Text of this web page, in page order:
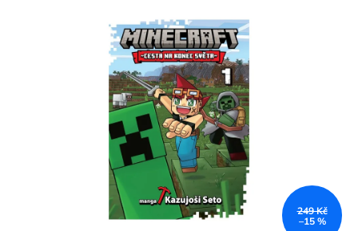
hvězdiček.
249 Kč
–15 %